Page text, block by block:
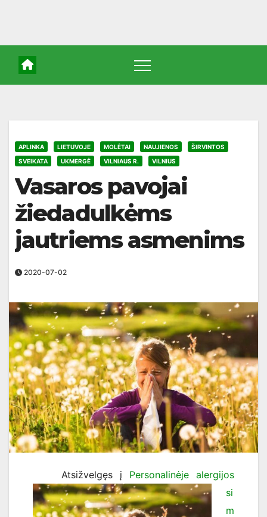
APLINKA LIETUVOJE MOLĖTAI NAUJIENOS
ŠIRVINTOS
SVEIKATA
UKMERGĖ VILNIAUS R. VILNIUS
Vasaros pavojai
žiedadulkėms
jautriems asmenims
2020-07-02
Atsižvelgęs į Personalinėje alergijos
si
m